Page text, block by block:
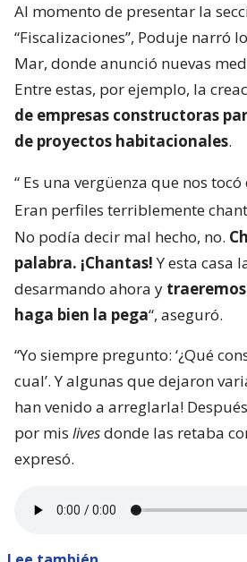
Al momento de presentar la
“Fiscalizaciones”, Poduje narró
Mar, donde anunció nuevas
Entre estas, por ejemplo, la
de empresas constructoras
de proyectos habitacionales.
“ Es una vergüenza que nos
Eran perfiles terriblemente
No podía decir mal hecho, no.
palabra. ¡Chantas!Y esta casa
desarmando ahora y
haga bien la pega“, aseguró.
“Yo siempre pregunto: ‘¿Qué
cual’. Y algunas que dejaron
han venido a arreglarla!
por mis livesdonde las retaba
expresó.